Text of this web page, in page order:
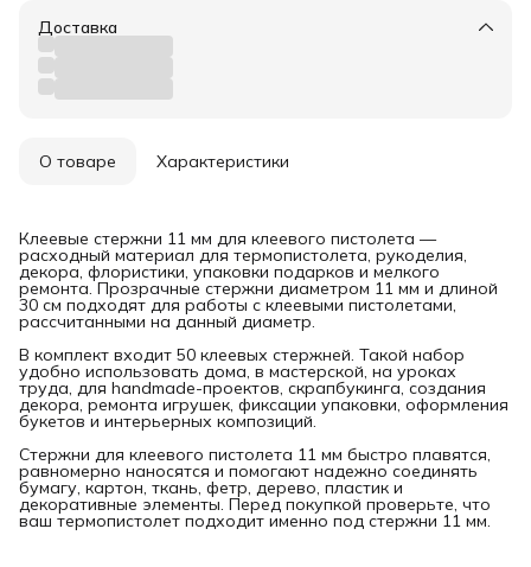
Доставка
О товаре Характеристики
Клеевые стержни 11 мм для клеевого пистолета —
расходный материал для термопистолета, рукоделия,
декора, флористики, упаковки подарков и мелкого
ремонта. Прозрачные стержни диаметром 11 мм и длиной
30 см подходят для работы с клеевыми пистолетами,
рассчитанными на данный диаметр.
В комплект входит 50 клеевых стержней. Такой набор
удобно использовать дома, в мастерской, на уроках
труда, для handmade-проектов, скрапбукинга, создания
декора, ремонта игрушек, фиксации упаковки, оформления
букетов и интерьерных композиций.
Стержни для клеевого пистолета 11 мм быстро плавятся,
равномерно наносятся и помогают надежно соединять
бумагу, картон, ткань, фетр, дерево, пластик и
декоративные элементы. Перед покупкой проверьте, что
ваш термопистолет подходит именно под стержни 11 мм.